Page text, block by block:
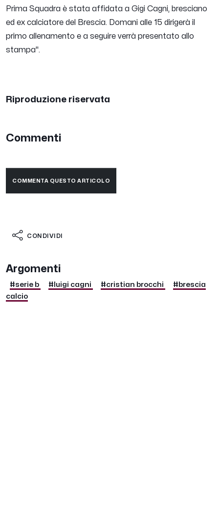
Prima Squadra è stata affidata a Gigi Cagni, bresciano
ed ex calciatore del Brescia. Domani alle 15 dirigerà il
primo allenamento e a seguire verrà presentato allo
stampa".
Riproduzione riservata
Commenti
COMMENTA QUESTO ARTICOLO
CONDIVIDI
Argomenti
#serie b #luigi cagni #cristian brocchi
#brescia
calcio